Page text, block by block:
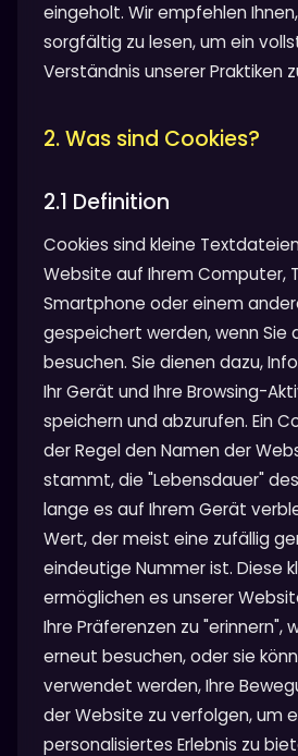
eingeholt. Wir empfehlen
sorgfältig zu lesen, um ein
Verständnis unserer Praktiken
2. Was sind Cookies?
2.1 Definition
Cookies sind kleine
Website auf Ihrem Computer,
Smartphone oder einem
gespeichert werden, wenn Sie
besuchen. Sie dienen dazu,
Ihr Gerät und Ihre Browsing-
speichern und abzurufen. Ein
der Regel den Namen der
stammt, die "Lebensdauer"
lange es auf Ihrem Gerät
Wert, der meist eine zufällig
eindeutige Nummer ist. Diese
ermöglichen es unserer
Ihre Präferenzen zu "erinnern",
erneut besuchen, oder sie
verwendet werden, Ihre
der Website zu verfolgen, um
personalisiertes Erlebnis zu